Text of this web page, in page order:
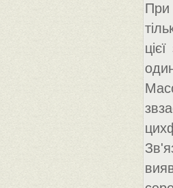
При